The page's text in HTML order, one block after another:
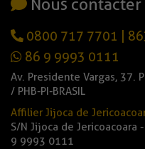
Nous contacter
0800 717 7701
86 9 9993 0111
Av. Presidente Vargas, 37.
/ PHB-PI-BRASIL
Affilier Jijoca de
S/N Jijoca de Jericoacoara
9 9993 0111